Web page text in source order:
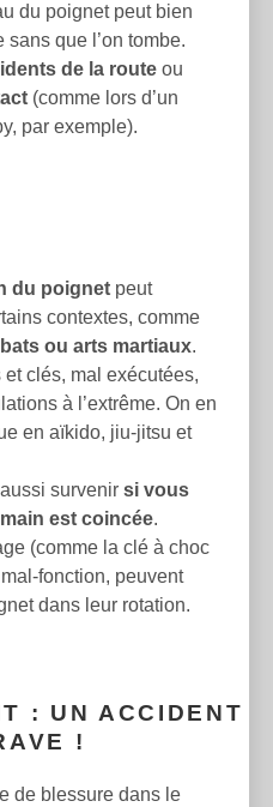
du poignet peut bien
que l’on tombe.
de la route ou
(comme lors d’un
par exemple).
du poignet peut
contextes, comme
ou arts martiaux.
clés, mal exécutées,
à l’extrême. On en
en aïkido, jiu-jitsu et
survenir si vous
est coincée.
(comme la clé à choc
fonction, peuvent
dans leur rotation.
: UN ACCIDENT
!
de blessure dans le